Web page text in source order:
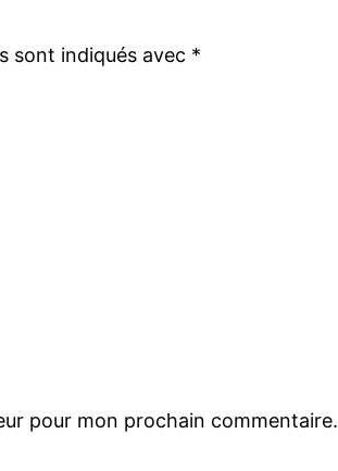
sont indiqués avec *
pour mon prochain commentaire.